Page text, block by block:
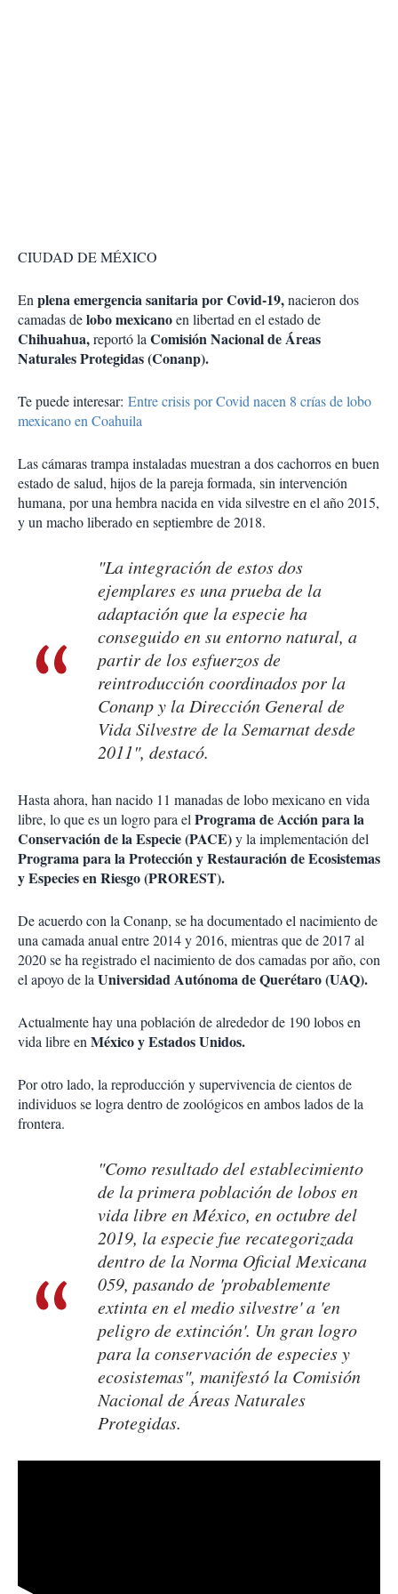
CIUDAD DE MÉXICO
Enplena emergencia sanitaria por Covid-19,nacieron dos
camadas delobo mexicanoen libertad en el estado de
Chihuahua,reportó laComisión Nacional de Áreas
Naturales Protegidas (Conanp).
Te puede interesar: Entre crisis por Covid nacen 8 crías de lobo
mexicano en Coahuila
Las cámaras trampa instaladas muestran a dos cachorros en buen
estado de salud, hijos de la pareja formada, sin intervención
humana, por una hembra nacida en vida silvestre en el año 2015,
y un macho liberado en septiembre de 2018.
"La integración de estos dos
ejemplares es una prueba de la
adaptación que la especie ha
conseguido en su entorno natural, a
partir de los esfuerzos de
reintroducción coordinados por la
Conanp y la Dirección General de
Vida Silvestre de la Semarnat desde
2011", destacó.
Hasta ahora, han nacido 11 manadas de lobo mexicano en vida
libre, lo que es un logro para elPrograma de Acción para la
Conservación de la Especie (PACE)y la implementación del
Programa para la Protección y Restauración de Ecosistemas
y Especies en Riesgo (PROREST).
De acuerdo con la Conanp, se ha documentado el nacimiento de
una camada anual entre 2014 y 2016, mientras que de 2017 al
2020 se ha registrado el nacimiento de dos camadas por año, con
el apoyo de laUniversidad Autónoma de Querétaro (UAQ).
Actualmente hay una población de alrededor de 190 lobos en
vida libre enMéxico y Estados Unidos.
Por otro lado, la reproducción y supervivencia de cientos de
individuos se logra dentro de zoológicos en ambos lados de la
frontera.
"Como resultado del establecimiento
de la primera población de lobos en
vida libre en México, en octubre del
2019, la especie fue recategorizada
dentro de la Norma Oficial Mexicana
059, pasando de 'probablemente
extinta en el medio silvestre' a 'en
peligro de extinción'. Un gran logro
para la conservación de especies y
ecosistemas", manifestó la Comisión
Nacional de Áreas Naturales
Protegidas.